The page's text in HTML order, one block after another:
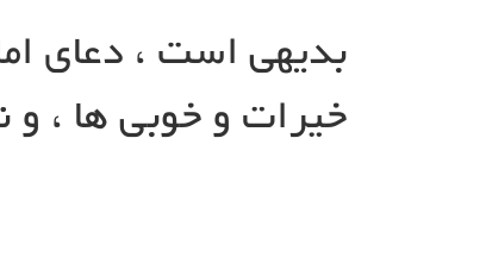
بدیهی است ، دعای
خیرات و خوبی ها ،